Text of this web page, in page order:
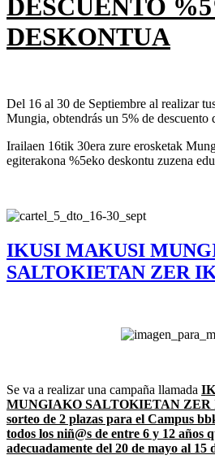
DESCUENTO
DESKONTUA
Del 16 al 30 de Septiembre al realizar
Mungia, obtendrás un 5% de descuento
Irailaen 16tik 30era zure erosketak
egiterakona %5eko deskontu zuzena
IKUSI MAKUSI
SALTOKIETAN ZER
Se va a realizar una campaña llamada
MUNGIAKO SALTOKIETAN ZER
sorteo de 2 plazas para el Campus
todos los niñ@s de entre 6 y 12 años
adecuadamente del 20 de mayo al 15